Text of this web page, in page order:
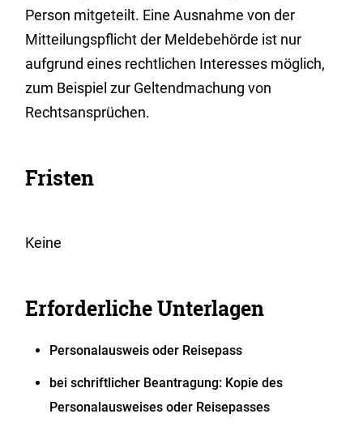
Person mitgeteilt. Eine Ausnahme von der
Mitteilungspflicht der Meldebehörde ist nur
aufgrund eines rechtlichen Interesses möglich,
zum Beispiel zur Geltendmachung von
Rechtsansprüchen.
Fristen
Keine
Erforderliche Unterlagen
Personalausweis oder Reisepass
bei schriftlicher Beantragung: Kopie des
Personalausweises oder Reisepasses